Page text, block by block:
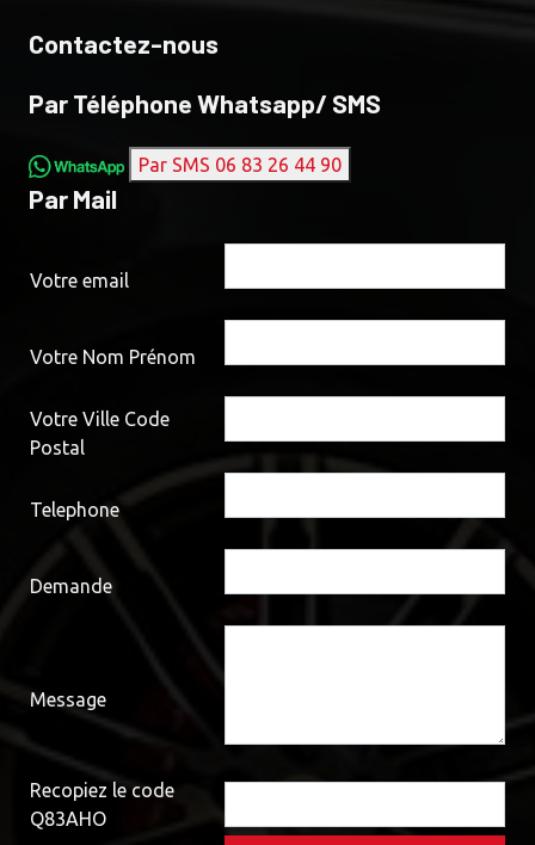
Contactez-nous
Par Téléphone Whatsapp/ SMS
Par SMS 06 83 26 44 90
Par Mail
Votre email
Votre Nom Prénom
Votre Ville Code
Postal
Telephone
Demande
Message
Recopiez le code
Q83AHO